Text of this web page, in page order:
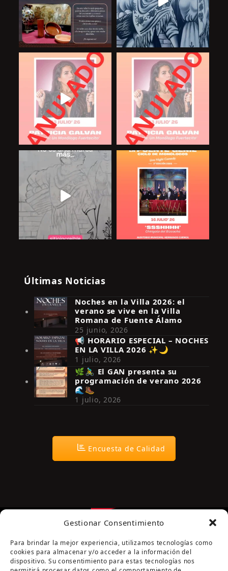
Gestionar Consentimiento
Para brindar la mejor experiencia, utilizamos tecnologías como
cookies para almacenar y/o acceder a la información del
dispositivo. Su consentimiento para estas tecnologías nos
Síguenos en Instagram
Últimas Noticias
Noches en la Villa 2026: el
verano se vive en la Villa
Romana de Fuente Álamo
25 junio, 2026
📢 HORARIO ESPECIAL – NOCHES
EN LA VILLA 2026 ✨🌙
1 julio, 2026
🌿🚴‍♂️ El GAN presenta su
programación de verano 2026
🌊🥾
1 julio, 2026
Encuesta de Calidad